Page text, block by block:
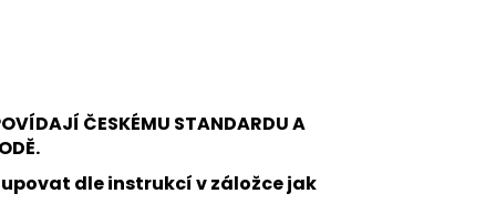
ČESKÉMU STANDARDU A
dle instrukcí v záložce jak